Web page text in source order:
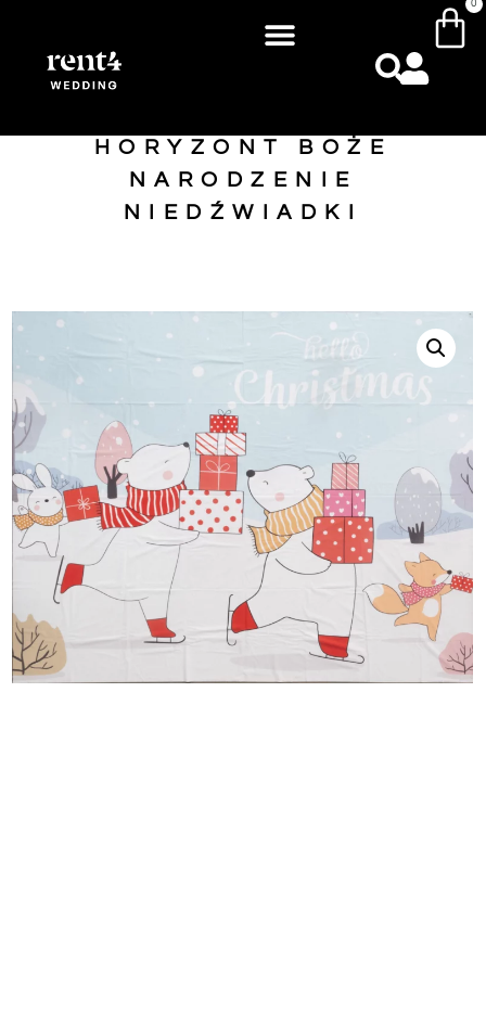
0
HORYZONT BOŻE
NARODZENIE
NIEDŹWIADKI